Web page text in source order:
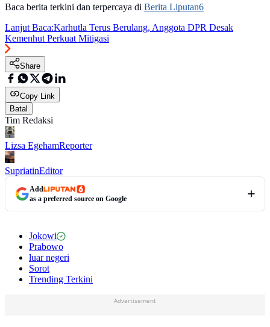
Baca berita terkini dan terpercaya di Berita Liputan6
Lanjut Baca:Karhutla Terus Berulang, Anggota DPR Desak
Kemenhut Perkuat Mitigasi
Share
Copy Link
Batal
Tim Redaksi
Lizsa EgehamReporter
SupriatinEditor
Add
as a preferred source on Google
Jokowi
Prabowo
luar negeri
Sorot
Trending Terkini
Advertisement